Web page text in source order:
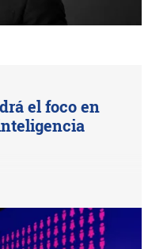
el foco en